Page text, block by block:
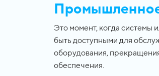
Это момент, когда системы
быть доступными для
оборудования,
обеспечения.